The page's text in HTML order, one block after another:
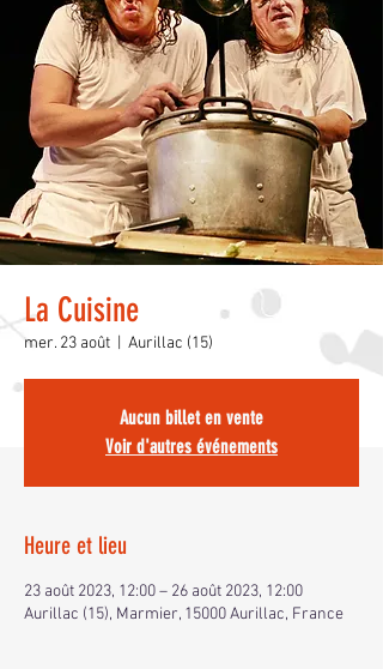
La Cuisine
mer. 23 août Aurillac (15)
Aucun billet en vente
Voir d'autres événements
Heure et lieu
23 août 2023, 12:00 – 26 août 2023, 12:00
Aurillac (15), Marmier, 15000 Aurillac, France